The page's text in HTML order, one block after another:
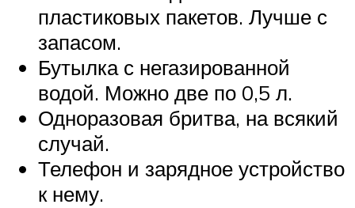
пластиковых пакетов. Лучше с
запасом.
Бутылка с негазированной
водой. Можно две по 0,5 л.
Одноразовая бритва, на всякий
случай.
Телефон и зарядное устройство
к нему.